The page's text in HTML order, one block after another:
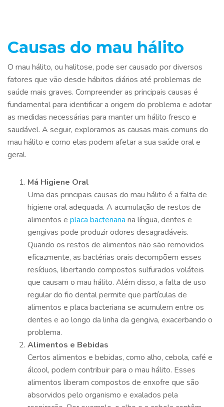
Causas do mau hálito
O mau hálito, ou halitose, pode ser causado por diversos
fatores que vão desde hábitos diários até problemas de
saúde mais graves. Compreender as principais causas é
fundamental para identificar a origem do problema e adotar
as medidas necessárias para manter um hálito fresco e
saudável. A seguir, exploramos as causas mais comuns do
mau hálito e como elas podem afetar a sua saúde oral e
geral.
Má Higiene Oral
Uma das principais causas do mau hálito é a falta de
higiene oral adequada. A acumulação de restos de
alimentos e placa bacteriana na língua, dentes e
gengivas pode produzir odores desagradáveis.
Quando os restos de alimentos não são removidos
eficazmente, as bactérias orais decompõem esses
resíduos, libertando compostos sulfurados voláteis
que causam o mau hálito. Além disso, a falta de uso
regular do fio dental permite que partículas de
alimentos e placa bacteriana se acumulem entre os
dentes e ao longo da linha da gengiva, exacerbando o
problema.
Alimentos e Bebidas
Certos alimentos e bebidas, como alho, cebola, café e
álcool, podem contribuir para o mau hálito. Esses
alimentos liberam compostos de enxofre que são
absorvidos pelo organismo e exalados pela